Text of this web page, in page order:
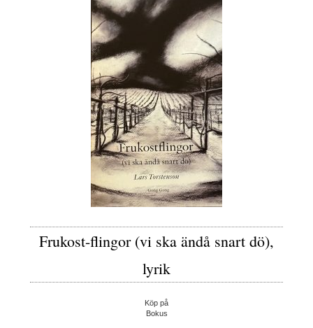
Frukost-flingor (vi ska ändå snart dö),
lyrik
Köp på
Bokus